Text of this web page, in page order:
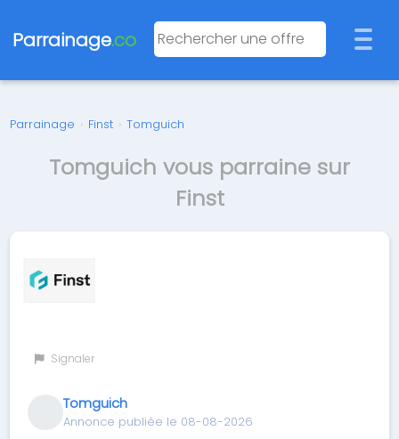
Parrainage.co
Parrainage › Finst › Tomguich
Tomguich vous parraine sur
Finst
Signaler
Tomguich
Annonce publiée le 08-08-2026